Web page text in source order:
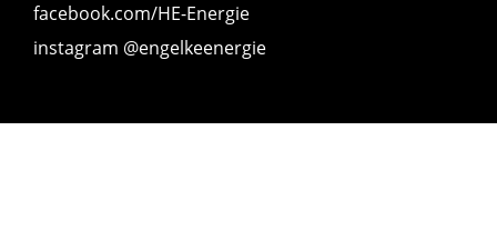
facebook.com/HE-Energie
instagram @engelkeenergie